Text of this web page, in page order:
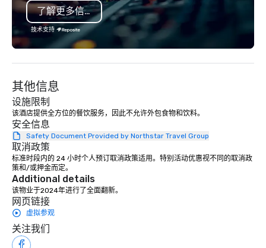
Premiere location that can serve you
best. As the leading provider of
exciting wedding rental selections
and unparalleled event rental support,
inspire us. To us, Love is Love, and
whatever its form, it’s a Beautiful
Thing. We celebrate all loving
relationships that bring people
together, and support all wedding
couples throughout our communities.
We’re huge fans of socials and
celebrations where people share
laughter and find joy. From birthdays,
to anniversaries, to graduations and
more, Premiere will bring the basics
you need to the party, and provide the
‘frills’ you want to help realize your
event dreams. If on the other hand,
you’re wanting to ‘get down to
了解更多信息
技术支持
其他信息
设施限制
该酒店提供全方位的餐饮服务，因此不允许外包食物和饮料。
安全信息
Safety Document Provided by Northstar Travel Group
取消政策
标准时段内的 24 小时个人预订取消政策适用。特别活动优惠视不同的取消政
策和/或押金而定。
Additional details
该物业于2024年进行了全面翻新。
网页链接
虚拟参观
关注我们